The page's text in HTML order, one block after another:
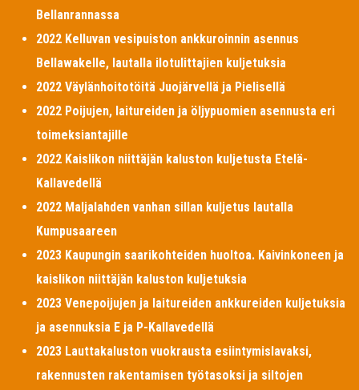
Bellanrannassa
2022 Kelluvan vesipuiston ankkuroinnin asennus
Bellawakelle, lautalla ilotulittajien kuljetuksia
2022 Väylänhoitotöitä Juojärvellä ja Pielisellä
2022 Poijujen, laitureiden ja öljypuomien asennusta eri
toimeksiantajille
2022 Kaislikon niittäjän kaluston kuljetusta Etelä-
Kallavedellä
2022 Maljalahden vanhan sillan kuljetus lautalla
Kumpusaareen
2023 Kaupungin saarikohteiden huoltoa. Kaivinkoneen ja
kaislikon niittäjän kaluston kuljetuksia
2023 Venepoijujen ja laitureiden ankkureiden kuljetuksia
ja asennuksia E ja P-Kallavedellä
2023 Lauttakaluston vuokrausta esiintymislavaksi,
rakennusten rakentamisen työtasoksi ja siltojen